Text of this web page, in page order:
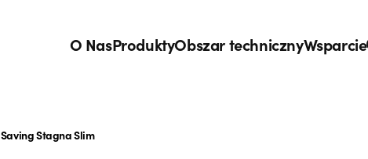
O NasProduktyObszar technicznyWsparcie
Saving Stagna Slim